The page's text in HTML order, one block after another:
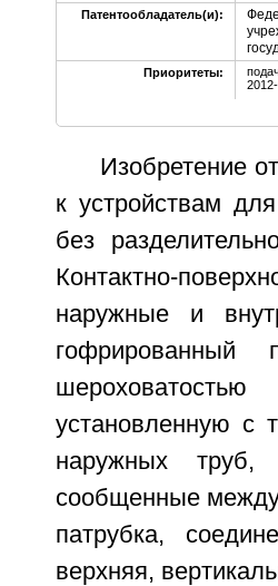
Патентообладатель(и):
Приоритеты:
Изобретение
к устройствам
без
Контактно-
наружные и
гофрированный
установленную с
наружных труб,
сообщенные
патрубка,
верхняя,